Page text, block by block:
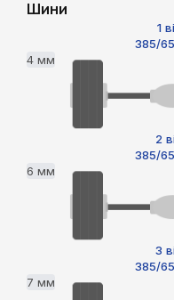
Шини
1
385/
4 мм
2
385/
6 мм
3
385/
7 мм